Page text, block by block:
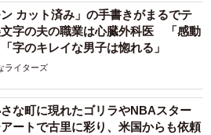
ン カット済み」の手書きがまるでテ
字の夫の職業は心臓外科医 「感動
字のキレイな男子は惚れる」
ライターズ
な町に現れたゴリラやNBAスター
ートで古里に彩り、米国からも依頼